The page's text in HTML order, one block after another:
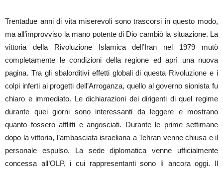
Trentadue anni di vita miserevoli sono trascorsi in questo modo,
ma all’improvviso la mano potente di Dio cambiò la situazione. La
vittoria della Rivoluzione Islamica dell’Iran nel 1979 mutò
completamente le condizioni della regione ed aprì una nuova
pagina. Tra gli sbalorditivi effetti globali di questa Rivoluzione e i
colpi inferti ai progetti dell’Arroganza, quello al governo sionista fu
chiaro e immediato. Le dichiarazioni dei dirigenti di quel regime
durante quei giorni sono interessanti da leggere e mostrano
quanto fossero afflitti e angosciati. Durante le prime settimane
dopo la vittoria, l’ambasciata israeliana a Tehran venne chiusa e il
personale espulso. La sede diplomatica venne ufficialmente
concessa all’OLP, i cui rappresentanti sono lì ancora oggi. Il